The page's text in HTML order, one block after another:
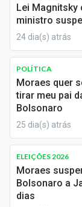
Marketing
Tecnologia
Conteúdo de
Sobre
Expediente
Contato
Lei Magnitsky
ministro
24 dia(s) atrás
POLÍTICA
Moraes quer
tirar meu pai
Bolsonaro
25 dia(s) atrás
ELEIÇÕES 2026
Moraes
Bolsonaro a
dias